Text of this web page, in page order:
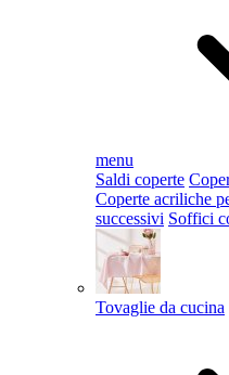
menu
Saldi coperte
Coperte acriliche
successivi Soffici
Tovaglie da cucina